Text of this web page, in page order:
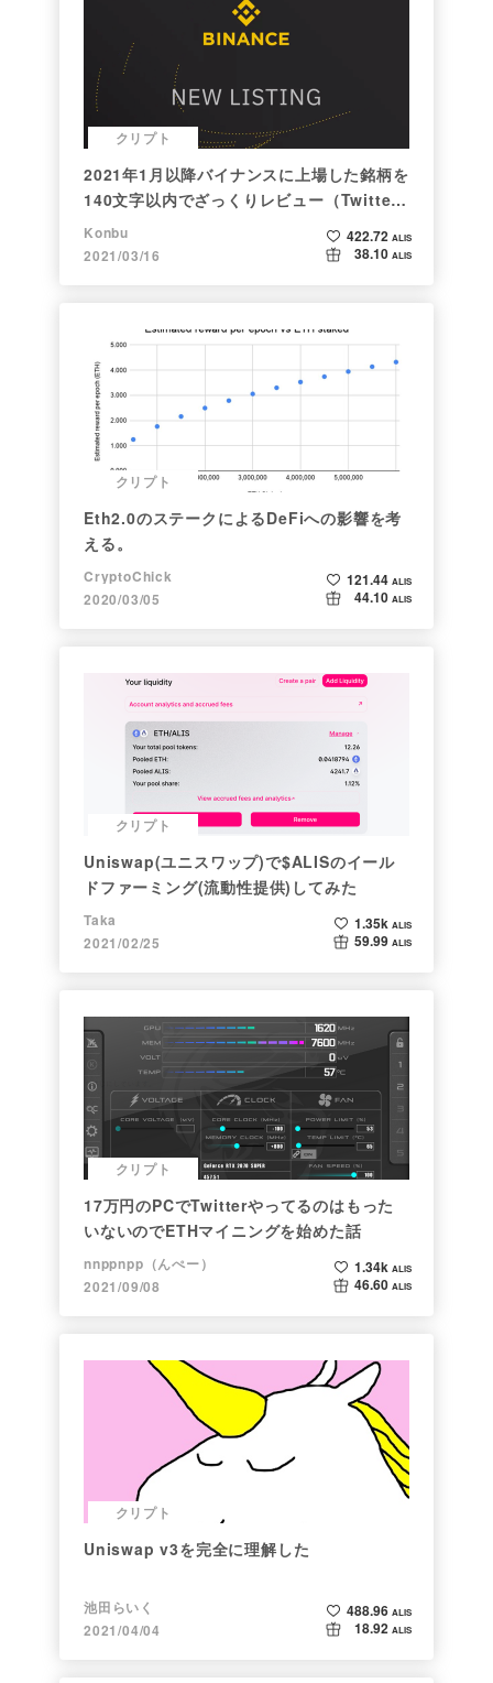
クリプト
2021年1月以降バイナンスに上場した銘柄を
140文字以内でざっくりレビュー（Twitter
向け情報まとめ）
Konbu
2021/03/16
422.72 ALIS
38.10 ALIS
クリプト
Eth2.0のステークによるDeFiへの影響を考
える。
CryptoChick
2020/03/05
121.44 ALIS
44.10 ALIS
クリプト
Uniswap(ユニスワップ)で$ALISのイール
ドファーミング(流動性提供)してみた
Taka
2021/02/25
1.35k ALIS
59.99 ALIS
クリプト
17万円のPCでTwitterやってるのはもった
いないのでETHマイニングを始めた話
nnppnpp（んぺー）
2021/09/08
1.34k ALIS
46.60 ALIS
クリプト
Uniswap v3を完全に理解した
池田らいく
2021/04/04
488.96 ALIS
18.92 ALIS